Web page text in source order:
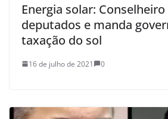
Energia solar:
deputados e manda
taxação do sol
16 de julho de 2021 0